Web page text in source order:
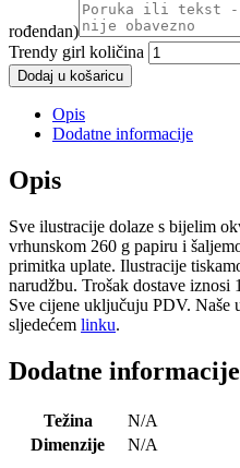
rođendan)
Trendy girl količina
Dodaj u košaricu
Opis
Dodatne informacije
Opis
Sve ilustracije dolaze s bijelim
vrhunskom 260 g papiru i
primitka uplate. Ilustracije
narudžbu. Trošak dostave
Sve cijene uključuju PDV. Naše
sljedećem linku.
Dodatne informacije
Težina
N/A
Dimenzije
N/A